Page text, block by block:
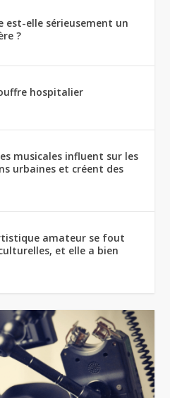
est-elle sérieusement un
?
hospitalier
musicales influent sur les
urbaines et créent des
amateur se fout
et elle a bien